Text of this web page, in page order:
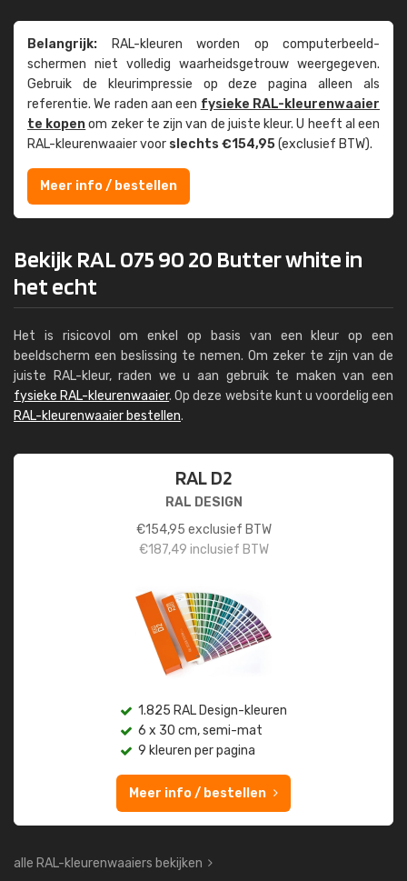
Belangrijk: RAL-kleuren worden op computer­beeld­
schermen niet volledig waarheids­­getrouw weer­gegeven.
Gebruik de kleur­impressie op deze pagina alleen als
referentie. We raden aan een fysieke RAL-kleuren­waaier
te kopenom zeker te zijn van de juiste kleur. U heeft al een
RAL-kleuren­waaier voor slechts €154,95(exclusief BTW).
Meer info / bestellen
Bekijk RAL 075 90 20 Butter white in
het echt
Het is risicovol om enkel op basis van een kleur op een
beeldscherm een beslissing te nemen. Om zeker te zijn van de
juiste RAL-kleur, raden we u aan gebruik te maken van een
fysieke RAL-kleurenwaaier. Op deze website kunt u voordelig een
RAL-kleurenwaaier bestellen.
RAL D2
RAL DESIGN
€154,95 exclusief BTW
€187,49 inclusief BTW
1.825 RAL Design-kleuren
6 x 30 cm, semi-mat
9 kleuren per pagina
Meer info / bestellen
alle RAL-kleurenwaaiers bekijken